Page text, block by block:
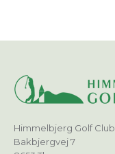
Himmelbjerg Golf Club
Bakbjergvej 7